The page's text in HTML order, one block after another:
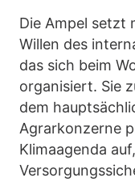
Die Ampel setzt
Willen des
das sich beim
organisiert. Sie
dem
Agrarkonzerne
Klimaagenda